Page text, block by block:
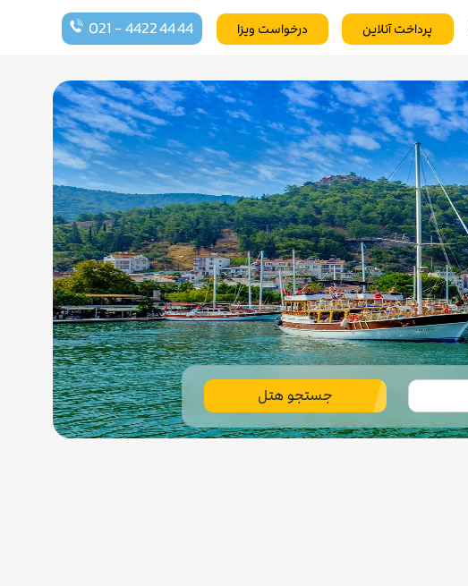
درخواست ویزا 021 - 4422 44 44 پرداخت آنلاین
جستجو هتل